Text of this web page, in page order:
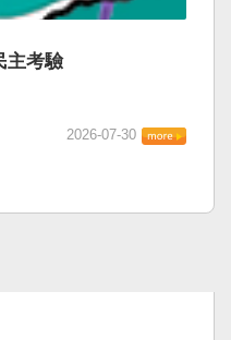
主考驗
2026-07-30